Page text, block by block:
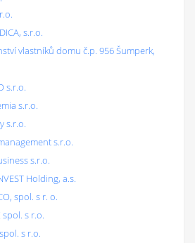
s.r.o.
vlastníků domu č.p. 956 Šumperk,
s.r.o.
s.r.o.
s.r.o.
s.r.o.
s.r.o.
Holding, a.s.
spol. s r. o.
spol. s r.o.
s r.o.